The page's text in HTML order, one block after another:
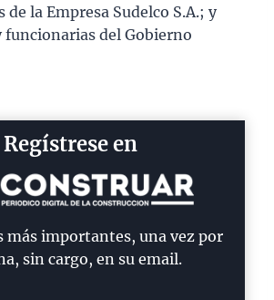
la Empresa Sudelco S.A.; y
funcionarias del Gobierno
Regístrese en
más importantes, una vez por
sin cargo, en su email.